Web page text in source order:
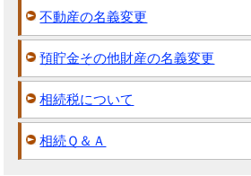
不動産の名義変更
預貯金その他財産の名義変更
相続税について
相続Ｑ＆Ａ